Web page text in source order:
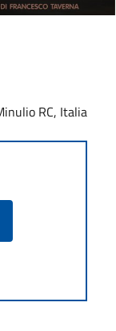
RC, Italia